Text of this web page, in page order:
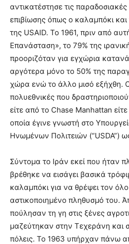
αντικατέστησε τις παραδοσιακές
επιβίωσης όπως ο καλαμπόκι και
της USAID. Το 1961, πριν από
Επανάσταση», το 79% της
προοριζόταν για εγχώρια
αργότερα μόνο το 50% της
χώρα ενώ το άλλο μισό εξήχθη.
πολυεθνικές που
είτε από το Chase Manhattan
οποία έγινε γνωστή στο
Ηνωμένων Πολιτειών (“USDA”)
Σύντομα το Ιράν εκεί που ήταν
βρέθηκε να εισάγει βασικά
καλαμπόκι για να θρέψει τον όλο
αστικοποιημένο πληθυσμό του.
πούλησαν τη γη στις ξένες
μαζεύτηκαν στην Τεχεράνη και
πόλεις. Το 1963 υπήρχαν πάνω